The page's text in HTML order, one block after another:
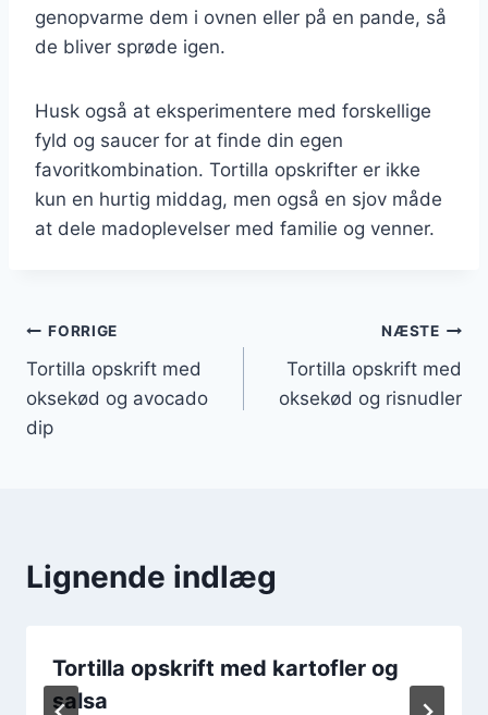
genopvarme dem i ovnen eller på en pande, så
de bliver sprøde igen.
Husk også at eksperimentere med forskellige
fyld og saucer for at finde din egen
favoritkombination. Tortilla opskrifter er ikke
kun en hurtig middag, men også en sjov måde
at dele madoplevelser med familie og venner.
Indlægsnavigation
FORRIGE
Tortilla opskrift med
oksekød og avocado
dip
NÆSTE
Tortilla opskrift med
oksekød og risnudler
Lignende indlæg
Tortilla opskrift med kartofler og
salsa